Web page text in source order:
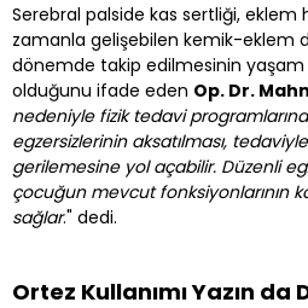
Serebral palside kas sertliği, eklem
zamanla gelişebilen kemik-eklem
dönemde takip edilmesinin yaşam
olduğunu ifade eden Op. Dr.
nedeniyle fizik tedavi
egzersizlerinin aksatılması,
gerilemesine yol açabilir. Düzenli
çocuğun mevcut fonksiyonlarının
sağlar." dedi.
Ortez Kullanımı Yazın da